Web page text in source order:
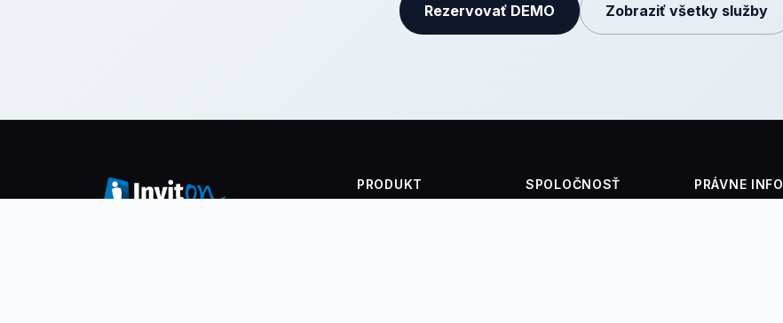
Rezervovať DEMO Zobraziť všetky služby
PRODUKT SPOLOČNOSŤ PRÁVNE INFO